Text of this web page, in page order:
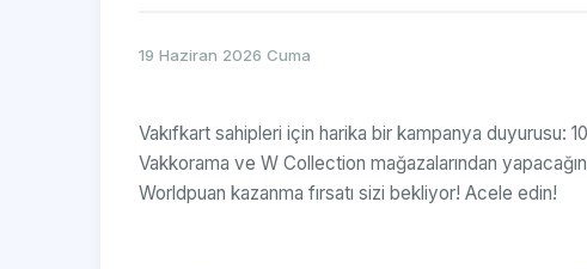
19 Haziran 2026 Cuma
Vakıfkart sahipleri için harika bir kampanya duyurusu:
Vakkorama ve W Collection mağazalarından
Worldpuan kazanma fırsatı sizi bekliyor! Acele edin!